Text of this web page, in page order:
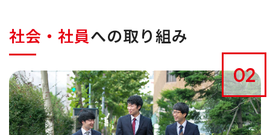
社会・社員への取り組み
02